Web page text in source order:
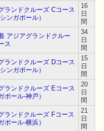
ランドクルーズ Cコース
ンガポール）
16
日
間
アジアグランドクルー
ス
34
日
間
ランドクルーズ Dコース
ンガポール）
15
日
間
ランドクルーズ Eコース
ポール-神戸）
20
日
間
ランドクルーズ Fコース
ポール-横浜）
21
日
間